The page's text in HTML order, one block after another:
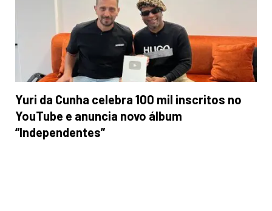
Yuri da Cunha celebra 100 mil inscritos no
YouTube e anuncia novo álbum
“Independentes”